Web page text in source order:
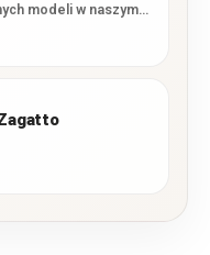
modeli w naszym